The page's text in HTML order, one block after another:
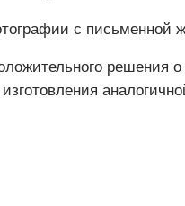
с письменной
решения